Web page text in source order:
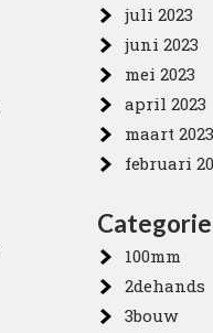
juli 2023
juni 2023
mei 2023
april 2023
maart 2023
februari
100mm
2dehands
3bouw